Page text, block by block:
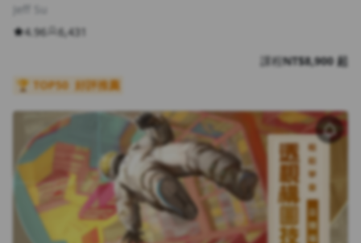
Jeff Su
4.96
6,431
課程NT$8,900 起
🏆 TOP50 好評推薦